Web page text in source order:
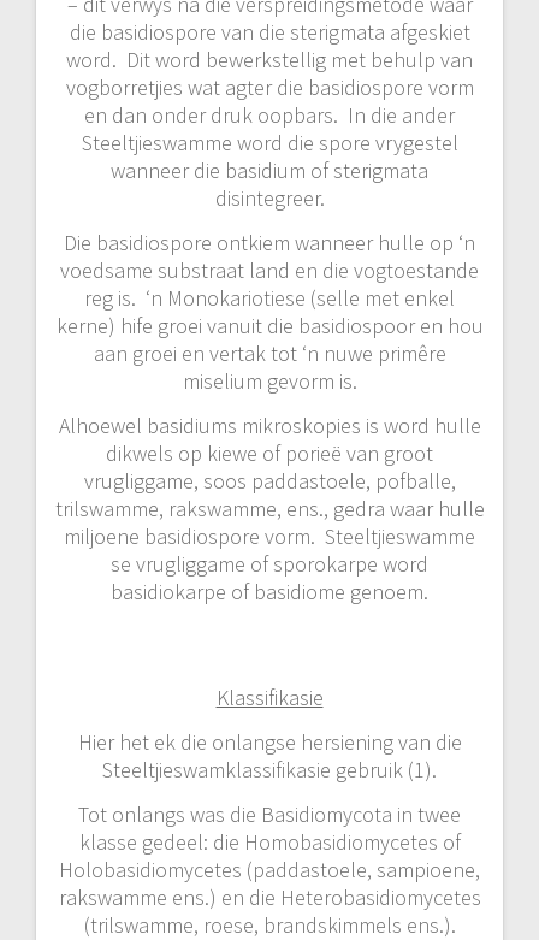
die basidiospore van die sterigmata afgeskiet
word. Dit word bewerkstellig met behulp van
vogborretjies wat agter die basidiospore vorm
en dan onder druk oopbars. In die ander
Steeltjieswamme word die spore vrygestel
wanneer die basidium of sterigmata
disintegreer.
Die basidiospore ontkiem wanneer hulle op ‘n
voedsame substraat land en die vogtoestande
reg is. ‘n Monokariotiese (selle met enkel
kerne) hife groei vanuit die basidiospoor en hou
aan groei en vertak tot ‘n nuwe primêre
miselium gevorm is.
Alhoewel basidiums mikroskopies is word hulle
dikwels op kiewe of porieë van groot
vrugliggame, soos paddastoele, pofballe,
trilswamme, rakswamme, ens., gedra waar hulle
miljoene basidiospore vorm. Steeltjieswamme
se vrugliggame of sporokarpe word
basidiokarpe of basidiome genoem.
Klassifikasie
Hier het ek die onlangse hersiening van die
Steeltjieswamklassifikasie gebruik (1).
Tot onlangs was die Basidiomycota in twee
klasse gedeel: die Homobasidiomycetes of
Holobasidiomycetes (paddastoele, sampioene,
rakswamme ens.) en die Heterobasidiomycetes
(trilswamme, roese, brandskimmels ens.).